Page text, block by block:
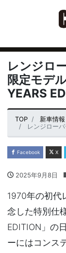
レンジロ
限定モデ
YEARS
TOP 新車情報
レンジローバーの誕生
Facebook X
2025年9月8日
1970年の初代
念した特別仕
EDITION」の
ーにはコンス